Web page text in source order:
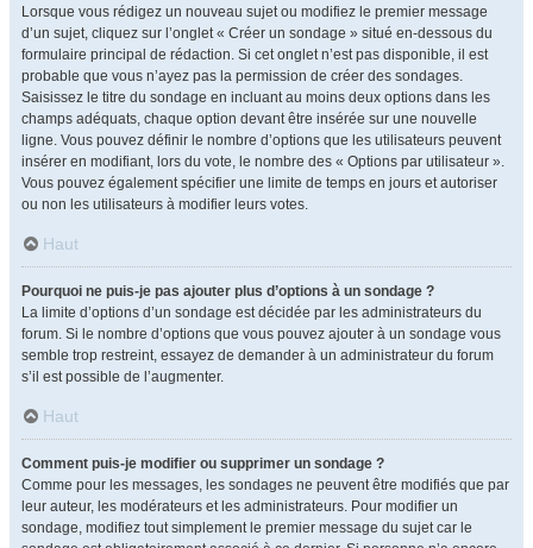
Lorsque vous rédigez un nouveau sujet ou modifiez le premier message
d’un sujet, cliquez sur l’onglet « Créer un sondage » situé en-dessous du
formulaire principal de rédaction. Si cet onglet n’est pas disponible, il est
probable que vous n’ayez pas la permission de créer des sondages.
Saisissez le titre du sondage en incluant au moins deux options dans les
champs adéquats, chaque option devant être insérée sur une nouvelle
ligne. Vous pouvez définir le nombre d’options que les utilisateurs peuvent
insérer en modifiant, lors du vote, le nombre des « Options par utilisateur ».
Vous pouvez également spécifier une limite de temps en jours et autoriser
ou non les utilisateurs à modifier leurs votes.
Haut
Pourquoi ne puis-je pas ajouter plus d’options à un sondage ?
La limite d’options d’un sondage est décidée par les administrateurs du
forum. Si le nombre d’options que vous pouvez ajouter à un sondage vous
semble trop restreint, essayez de demander à un administrateur du forum
s’il est possible de l’augmenter.
Haut
Comment puis-je modifier ou supprimer un sondage ?
Comme pour les messages, les sondages ne peuvent être modifiés que par
leur auteur, les modérateurs et les administrateurs. Pour modifier un
sondage, modifiez tout simplement le premier message du sujet car le